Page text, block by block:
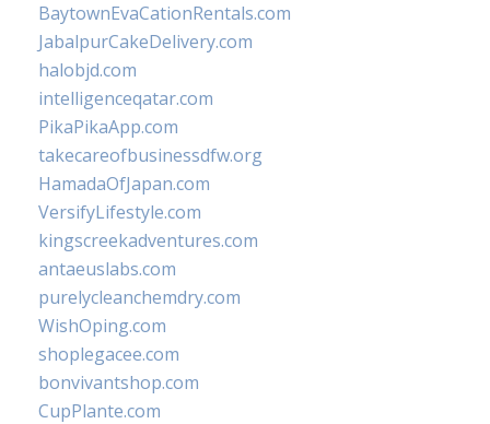
BaytownEvaCationRentals.com
JabalpurCakeDelivery.com
halobjd.com
intelligenceqatar.com
PikaPikaApp.com
takecareofbusinessdfw.org
HamadaOfJapan.com
VersifyLifestyle.com
kingscreekadventures.com
antaeuslabs.com
purelycleanchemdry.com
WishOping.com
shoplegacee.com
bonvivantshop.com
CupPlante.com